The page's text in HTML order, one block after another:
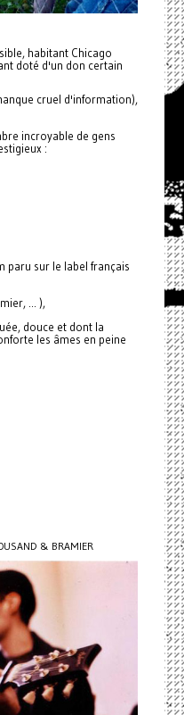
habitant Chicago
doté d'un don certain
cruel d'information),
incroyable de gens
:
paru sur le label français
... ),
douce et dont la
les âmes en peine
& BRAMIER